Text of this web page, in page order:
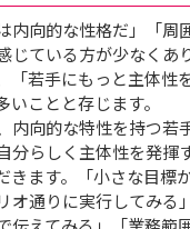
内向的な性格だ」「周
じている方が少なくあ
「若手にもっと主体性
いことと存じます。
内向的な特性を持つ若
分らしく主体性を発揮
きます。「小さな目標
オ通りに実行してみる